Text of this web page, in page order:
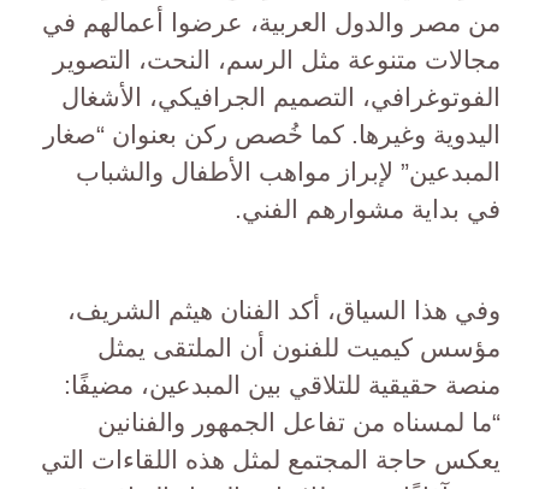
من مصر والدول العربية، عرضوا أعمالهم في
مجالات متنوعة مثل الرسم، النحت، التصوير
الفوتوغرافي، التصميم الجرافيكي، الأشغال
اليدوية وغيرها. كما خُصص ركن بعنوان “صغار
المبدعين” لإبراز مواهب الأطفال والشباب
في بداية مشوارهم الفني.
وفي هذا السياق، أكد الفنان هيثم الشريف،
مؤسس كيميت للفنون أن الملتقى يمثل
منصة حقيقية للتلاقي بين المبدعين، مضيفًا:
“ما لمسناه من تفاعل الجمهور والفنانين
يعكس حاجة المجتمع لمثل هذه اللقاءات التي